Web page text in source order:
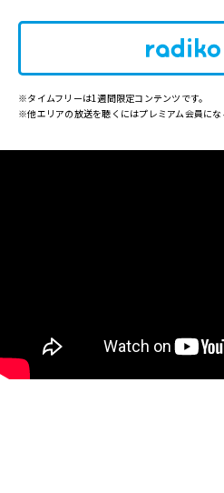
※タイムフリーは1週間限定コンテンツです。
※他エリアの放送を聴くにはプレミアム会員にな